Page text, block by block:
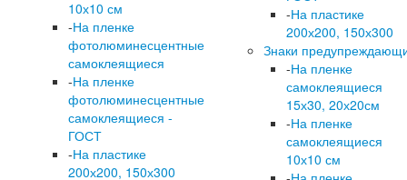
10х10 см
-На пленке
фотолюминесцентные
самоклеящиеся
-На пленке
фотолюминесцентные
самоклеящиеся -
ГОСТ
-На пластике
200х200, 150х300
-На пластике
200х200, 150х300
Знаки
-На пленке
самоклеящиеся
15х30, 20х20см
-На пленке
самоклеящиеся
10х10 см